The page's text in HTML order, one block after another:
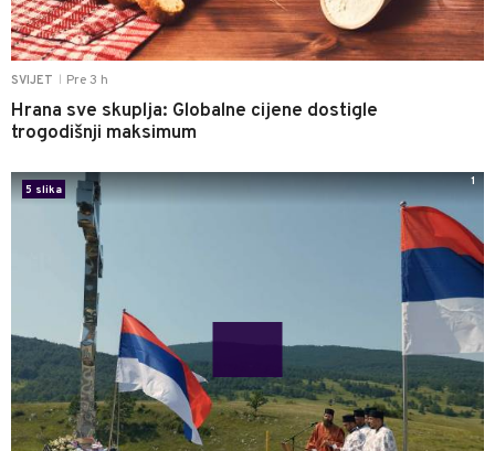
SVIJET Pre 3 h
Hrana sve skuplja: Globalne cijene dostigle
trogodišnji maksimum
5 slika
1